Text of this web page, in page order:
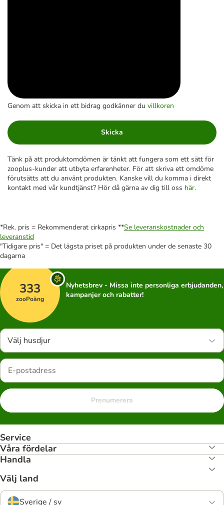
Genom att skicka in ett bidrag godkänner du villkoren
Skicka
Tänk på att produktomdömen är tänkt att fungera som ett sätt för
zooplus-kunder att utbyta erfarenheter. För att skriva ett omdöme
förutsätts att du använt produkten. Kanske vill du komma i direkt
kontakt med vår kundtjänst? Hör då gärna av dig till oss här.
*Rek. pris = Rekommenderat cirkapris **Se leveranskostnader och
leveranstid
"Tidigare pris" = Det lägsta priset på produkten under de senaste 30
dagarna
333
zooPoäng
Nyhetsbrev - Missa inte personliga erbjudanden,
kampanjer och rabatter!
Välj husdjur
Prenumerera
Service
Våra fördelar
Handla
Välj land
Sverige / sv